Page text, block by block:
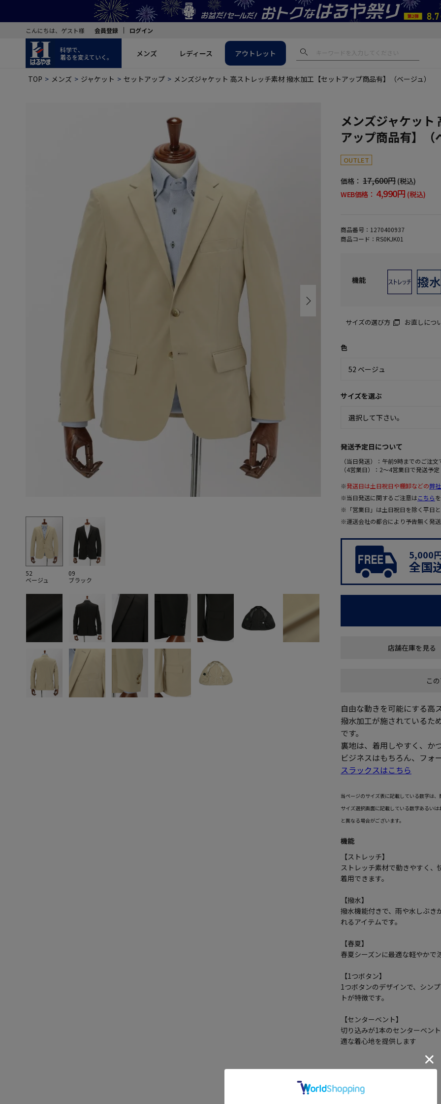
こんにちは、ゲスト様 会員登録 ログイン
科学で、
着るを変えていく。
メンズ レディース アウトレット
TOP メンズ ジャケット セットアップ メンズジャケット 高ストレッチ素材 撥水加工【セットアップ商品有】（ベージュ）
52
ベージュ
09
ブラック
メンズジャケット
アップ商品有】（
OUTLET
価格： 17,600円 (税込)
WEB価格： 4,990円 (税込)
商品番号： 1270400937
商品コード： RS0KJK01
機能
サイズの選び方 お直しにつ
色
サイズを選ぶ
発送予定日について
（当日発送）：午前9時までのご注
（4営業日）：2～4営業日で発送予定
※発送日は土日祝日や棚卸などの弊
※当日発送に関するご注意はこちら
※「営業日」は土日祝日を除く平日
※運送会社の都合により予告無く発
5,000
全国
店舗在庫を見る
こ
自由な動きを可能にする高
撥水加工が施されているた
です。
裏地は、着用しやすく、か
ビジネスはもちろん、フォ
スラックスはこちら
当ページのサイズ表に記載している数字は
サイズ選択画面に記載している数字あるい
と異なる場合がございます。
機能
【ストレッチ】
ストレッチ素材で動きやすく、
着用できます。
【撥水】
撥水機能付きで、雨や水しぶき
れるアイテムです。
【春夏】
春夏シーズンに最適な軽やかで
【1つボタン】
1つボタンのデザインで、シン
トが特徴です。
【センターベント】
切り込みが1本のセンターベン
適な着心地を提供します